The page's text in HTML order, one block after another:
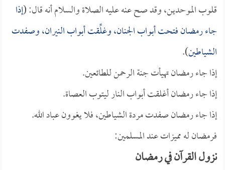
قلوب الموحدين، وقد صح عنه عليه الصلاة والسلام أنه قال: (إذا
جاء رمضان فتحت أبواب الجنان، وغلِّقت أبواب النيران، وصفدت
الشياطين).
إذا جاء رمضان تهيأت جنة الرحمن للطائعين.
إذا جاء رمضان أغلقت أبواب النار ليتوب العصاة.
إذا جاء رمضان صفدت مردة الشياطين، فلا يغوون عباد الله.
فرمضان له مميزات عند المسلمين:
نزول القرآن في رمضان